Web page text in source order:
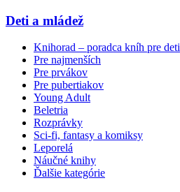
Deti a mládež
Knihorad – poradca kníh pre deti
Pre najmenších
Pre prvákov
Pre pubertiakov
Young Adult
Beletria
Rozprávky
Sci-fi, fantasy a komiksy
Leporelá
Náučné knihy
Ďalšie kategórie